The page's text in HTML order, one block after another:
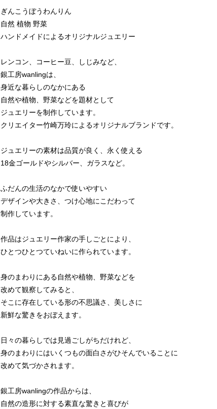
ぎんこうぼうわんりん
自然 植物 野菜
ハンドメイドによるオリジナルジュエリー
レンコン、コーヒー豆、しじみなど、
銀工房wanlingは、
身近な暮らしのなかにある
自然や植物、野菜などを題材として
ジュエリーを制作しています。
クリエイター竹崎万玲によるオリジナルブランドです。
ジュエリーの素材は品質が良く、永く使える
18金ゴールドやシルバー、ガラスなど。
ふだんの生活のなかで使いやすい
デザインや大きさ、つけ心地にこだわって
制作しています。
作品はジュエリー作家の手しごとにより、
ひとつひとつていねいに作られています。
身のまわりにある自然や植物、野菜などを
改めて観察してみると、
そこに存在している形の不思議さ、美しさに
新鮮な驚きをおぼえます。
日々の暮らしでは見過ごしがちだけれど、
身のまわりにはいくつもの面白さがひそんでいることに
改めて気づかされます。
銀工房wanlingの作品からは、
自然の造形に対する素直な驚きと喜びが